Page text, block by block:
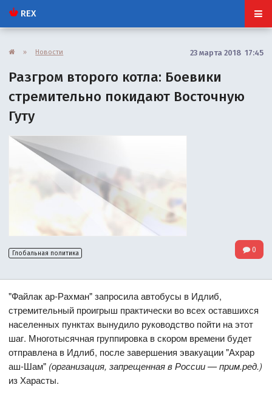
REX
» Новости 23 марта 2018 17:45
Разгром второго котла: Боевики
стремительно покидают Восточную
Гуту
Глобальная политика 0
"Файлак ар-Рахман" запросила автобусы в Идлиб,
стремительный проигрыш практически во всех оставшихся
населенных пунктах вынудило руководство пойти на этот
шаг. Многотысячная группировка в скором времени будет
отправлена в Идлиб, после завершения эвакуации "Ахрар
аш-Шам" (организация, запрещенная в России — прим.ред.)
из Харасты.